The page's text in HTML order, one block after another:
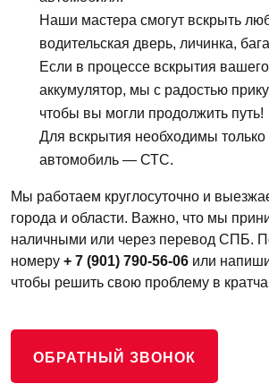
Наши мастера смогут вскрыть
водительская дверь, личинка,
Если в процессе вскрытия
аккумулятор, мы с радостью
чтобы вы могли продолжить путь!
Для вскрытия необходимы
автомобиль — СТС.
Мы работаем круглосуточно и
города и области. Важно, что мы
наличными или через перевод СПБ.
номеру + 7 (901) 790-56-06 или
чтобы решить свою проблему в
ОБРАТНЫЙ ЗВОНОК